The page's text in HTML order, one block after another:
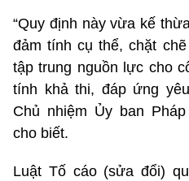
“Quy định này vừa kế
đảm tính cụ thể, chặt
tập trung nguồn lực cho
tính khả thi, đáp ứng
Chủ nhiệm Ủy ban
cho biết.
Luật Tố cáo (sửa đổi)